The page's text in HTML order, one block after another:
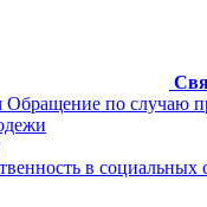
Обращение по случаю
в социальных